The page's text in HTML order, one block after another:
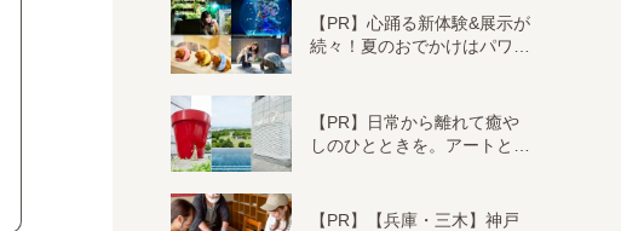
【PR】心踊る新体験&展示が
続々！夏のおでかけはパワ…
【PR】日常から離れて癒や
しのひとときを。アートと…
【PR】【兵庫・三木】神戸